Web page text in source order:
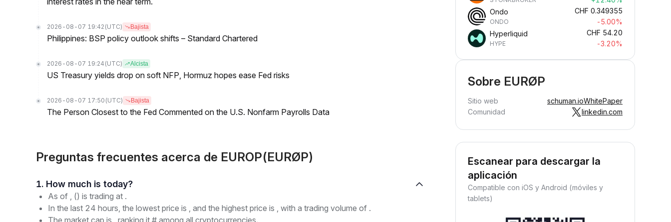
2026-08-07 19:42 (UTC) Bajista
Philippines: BSP policy outlook shifts – Standard Chartered
2026-08-07 19:24 (UTC) Alcista
US Treasury yields drop on soft NFP, Hormuz hopes ease Fed risks
2026-08-07 17:50 (UTC) Bajista
The Person Closest to the Fed Commented on the U.S. Nonfarm Payrolls Data
Preguntas frecuentes acerca de EUROP(EURØP)
1. How much is today?
As of , () is trading at .
In the last 24 hours, the lowest price is , and the highest price is , with a trading volume of .
The market cap is , ranking it # among all cryptocurrencies.
Ondo
ONDO
CHF 0.349355
-5.00%
Hyperliquid
HYPE
CHF 54.20
-3.20%
Sobre EURØP
Sitio web schuman.ioWhitePaper
Comunidad
linkedin.com
Escanear para descargar la
aplicación
Compatible con iOS y Android (móviles y
tablets)